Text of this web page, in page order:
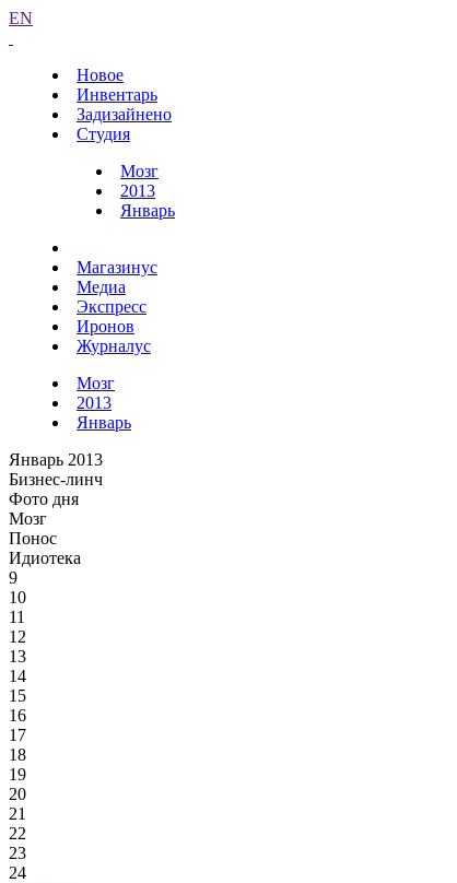
EN
Новое
Инвентарь
Задизайнено
Студия
Мозг
2013
Январь
Магазинус
Медиа
Экспресс
Иронов
Журналус
Мозг
2013
Январь
Январь 2013
Бизнес-линч
Фото дня
Мозг
Понос
Идиотека
9
10
11
12
13
14
15
16
17
18
19
20
21
22
23
24